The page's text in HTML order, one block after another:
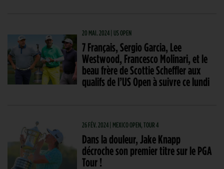
20 MAI. 2024 | US OPEN
7 Français, Sergio Garcia, Lee
Westwood, Francesco Molinari, et le
beau frère de Scottie Scheffler aux
qualifs de l’US Open à suivre ce lundi
26 FÉV. 2024 | MEXICO OPEN, TOUR 4
Dans la douleur, Jake Knapp
décroche son premier titre sur le PGA
Tour !